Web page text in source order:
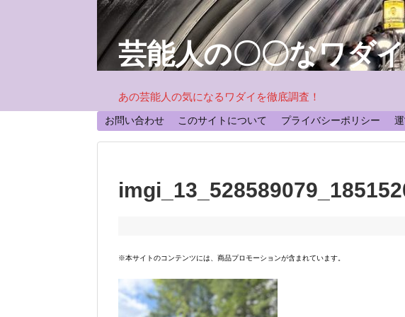
芸能人の〇〇なワダイ
あの芸能人の気になるワダイを徹底調査！
お問い合わせ このサイトについて プライバシーポリシー
※本サイトのコンテンツには、商品プロモーションが含まれています。